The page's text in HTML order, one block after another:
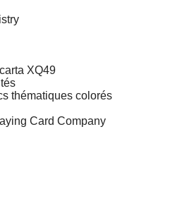
XQ49
thématiques colorés
Card Company